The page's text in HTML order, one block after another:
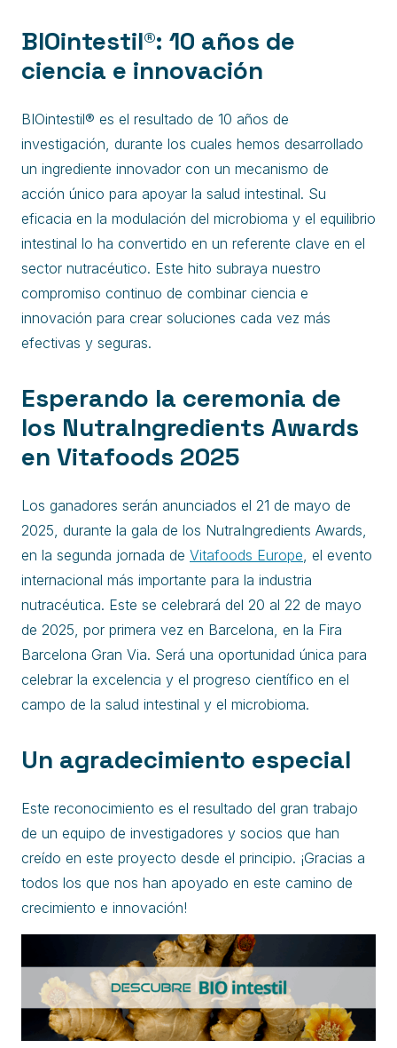
BIOintestil®: 10 años de
ciencia e innovación
BIOintestil® es el resultado de 10 años de
investigación, durante los cuales hemos desarrollado
un ingrediente innovador con un mecanismo de
acción único para apoyar la salud intestinal. Su
eficacia en la modulación del microbioma y el equilibrio
intestinal lo ha convertido en un referente clave en el
sector nutracéutico. Este hito subraya nuestro
compromiso continuo de combinar ciencia e
innovación para crear soluciones cada vez más
efectivas y seguras.
Esperando la ceremonia de
los NutraIngredients Awards
en Vitafoods 2025
Los ganadores serán anunciados el 21 de mayo de
2025, durante la gala de los NutraIngredients Awards,
en la segunda jornada de Vitafoods Europe , el evento
internacional más importante para la industria
nutracéutica. Este se celebrará del 20 al 22 de mayo
de 2025, por primera vez en Barcelona, en la Fira
Barcelona Gran Via. Será una oportunidad única para
celebrar la excelencia y el progreso científico en el
campo de la salud intestinal y el microbioma.
Un agradecimiento especial
Este reconocimiento es el resultado del gran trabajo
de un equipo de investigadores y socios que han
creído en este proyecto desde el principio. ¡Gracias a
todos los que nos han apoyado en este camino de
crecimiento e innovación!